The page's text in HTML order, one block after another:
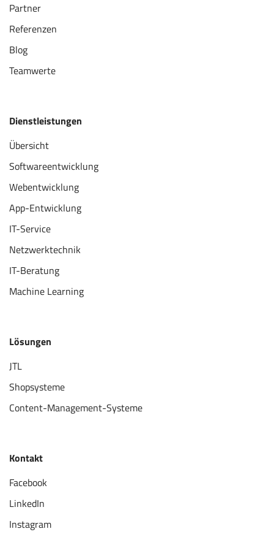
Partner
Referenzen
Blog
Teamwerte
Dienstleistungen
Übersicht
Softwareentwicklung
Webentwicklung
App-Entwicklung
IT-Service
Netzwerktechnik
IT-Beratung
Machine Learning
Lösungen
JTL
Shopsysteme
Content-Management-Systeme
Kontakt
Facebook
LinkedIn
Instagram